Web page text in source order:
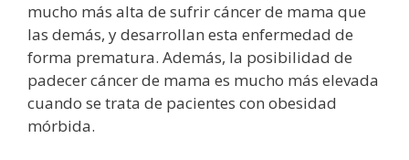
mucho más alta de sufrir cáncer de mama que
las demás, y desarrollan esta enfermedad de
forma prematura. Además, la posibilidad de
padecer cáncer de mama es mucho más elevada
cuando se trata de pacientes con obesidad
mórbida.